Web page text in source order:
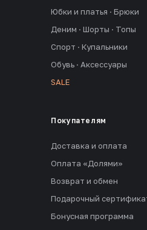
Юбки и платья · Брюки
Деним · Шорты · Топы
Спорт · Купальники
Обувь · Аксессуары
SALE
Покупателям
Доставка и оплата
Оплата «Долями»
Возврат и обмен
Подарочный
Бонусная программа